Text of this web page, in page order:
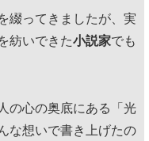
綴ってきましたが、実
紡いできた小説家でも
の心の奥底にある「光
な想いで書き上げたの